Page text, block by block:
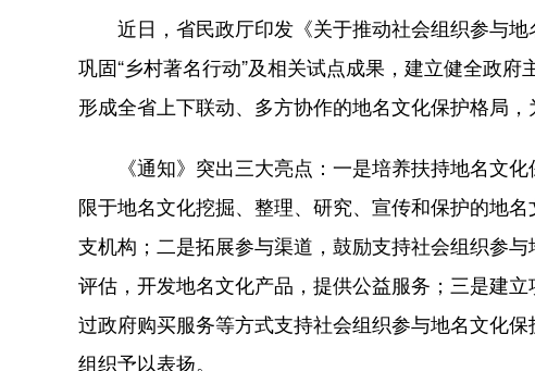
近日，省民政厅印发《关于推动社会组织参与地
巩固“乡村著名行动”及相关试点成果，建立健全政
形成全省上下联动、多方协作的地名文化保护格局
《通知》突出三大亮点：一是培养扶持地名文化
限于地名文化挖掘、整理、研究、宣传和保护的地
支机构；二是拓展参与渠道，鼓励支持社会组织参
评估，开发地名文化产品，提供公益服务；三是建
过政府购买服务等方式支持社会组织参与地名文化
组织予以表扬。